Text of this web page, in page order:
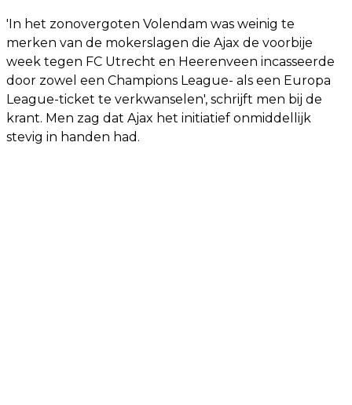
'In het zonovergoten Volendam was weinig te
merken van de mokerslagen die Ajax de voorbije
week tegen FC Utrecht en Heerenveen incasseerde
door zowel een Champions League- als een Europa
League-ticket te verkwanselen', schrijft men bij de
krant. Men zag dat Ajax het initiatief onmiddellijk
stevig in handen had.